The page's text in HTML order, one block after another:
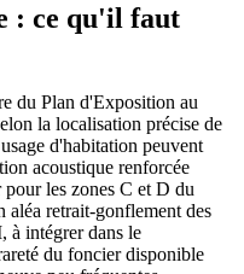
: ce qu'il faut
du Plan d'Exposition au
la localisation précise de
d'habitation peuvent
acoustique renforcée
les zones C et D du
aléa retrait-gonflement des
à intégrer dans le
du foncier disponible